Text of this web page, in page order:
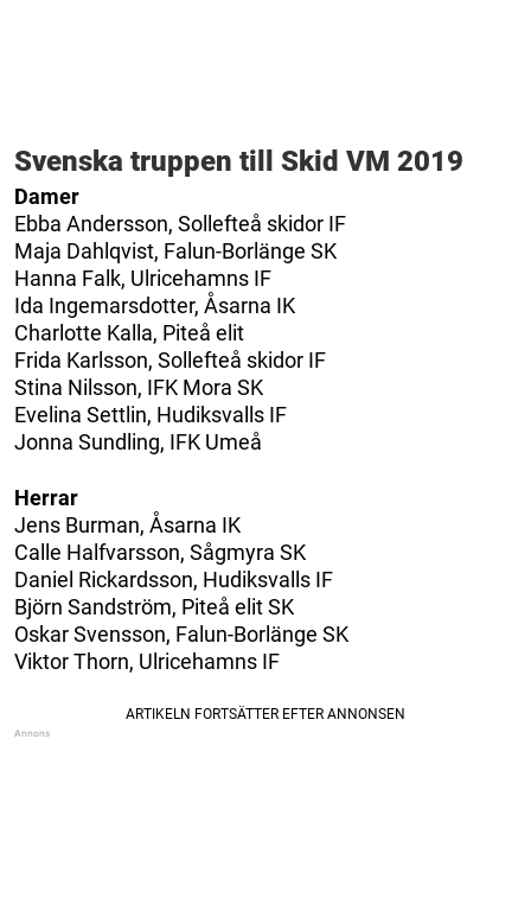
Svenska truppen till Skid VM 2019
Damer
Ebba Andersson, Sollefteå skidor IF
Maja Dahlqvist, Falun-Borlänge SK
Hanna Falk, Ulricehamns IF
Ida Ingemarsdotter, Åsarna IK
Charlotte Kalla, Piteå elit
Frida Karlsson, Sollefteå skidor IF
Stina Nilsson, IFK Mora SK
Evelina Settlin, Hudiksvalls IF
Jonna Sundling, IFK Umeå
Herrar
Jens Burman, Åsarna IK
Calle Halfvarsson, Sågmyra SK
Daniel Rickardsson, Hudiksvalls IF
Björn Sandström, Piteå elit SK
Oskar Svensson, Falun-Borlänge SK
Viktor Thorn, Ulricehamns IF